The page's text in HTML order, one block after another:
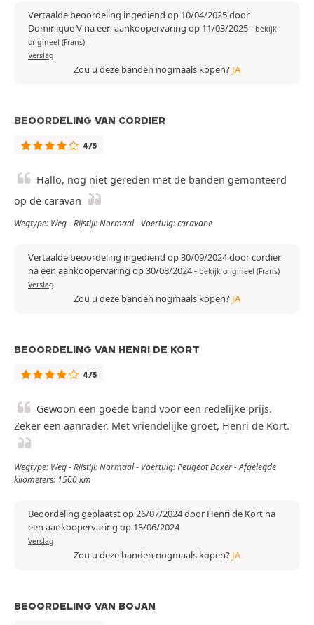
Vertaalde beoordeling ingediend op 10/04/2025 door
Dominique V na een aankoopervaring op 11/03/2025- bekijk
origineel (Frans)
Verslag
Zou u deze banden nogmaals kopen? JA
BEOORDELING VAN CORDIER
4/5
Hallo, nog niet gereden met de banden gemonteerd
op de caravan
Wegtype: Weg - Rijstijl: Normaal - Voertuig: caravane
Vertaalde beoordeling ingediend op 30/09/2024 door cordier
na een aankoopervaring op 30/08/2024- bekijk origineel (Frans)
Verslag
Zou u deze banden nogmaals kopen? JA
BEOORDELING VAN HENRI DE KORT
4/5
Gewoon een goede band voor een redelijke prijs.
Zeker een aanrader. Met vriendelijke groet, Henri de Kort.
Wegtype: Weg - Rijstijl: Normaal - Voertuig: Peugeot Boxer - Afgelegde
kilometers: 1500 km
Beoordeling geplaatst op 26/07/2024 door Henri de Kort na
een aankoopervaring op 13/06/2024
Verslag
Zou u deze banden nogmaals kopen? JA
BEOORDELING VAN BOJAN